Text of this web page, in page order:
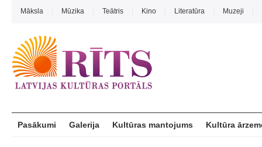
Māksla Mūzika Teātris Kino Literatūra Muzeji
Pasākumi Galerija Kultūras mantojums Kultūra